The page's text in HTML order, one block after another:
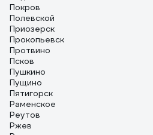
Покров
Полевской
Приозерск
Прокопьевск
Протвино
Псков
Пушкино
Пущино
Пятигорск
Раменское
Реутов
Ржев